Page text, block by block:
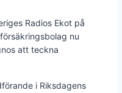
Radios Ekot på
nu
att teckna
i Riksdagens